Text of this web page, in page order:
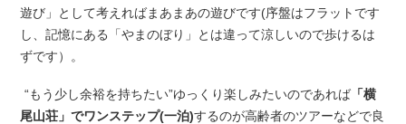
遊び」として考えればまあまあの遊びです(序盤はフラットです
し、記憶にある「やまのぼり」とは違って涼しいので歩けるは
ずです）。
“もう少し余裕を持ちたい”ゆっくり楽しみたいのであれば「横
尾山荘」でワンステップ(一泊)するのが高齢者のツアーなどで良